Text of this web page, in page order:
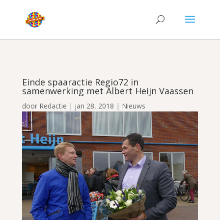
Einde spaaractie Regio72 in
samenwerking met Albert Heijn Vaassen
door Redactie | jan 28, 2018 | Nieuws